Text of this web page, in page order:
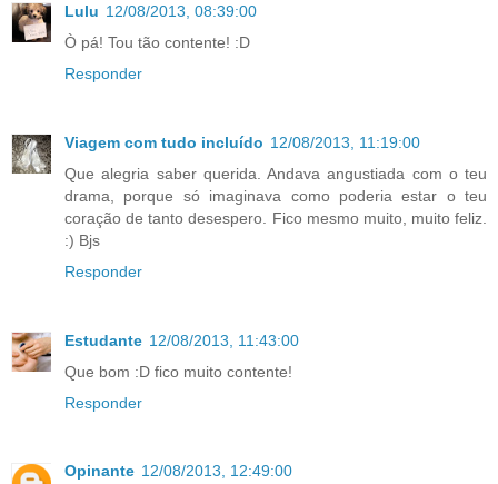
Lulu 12/08/2013, 08:39:00
Ò pá! Tou tão contente! :D
Responder
Viagem com tudo incluído 12/08/2013, 11:19:00
Que alegria saber querida. Andava angustiada com o teu
drama, porque só imaginava como poderia estar o teu
coração de tanto desespero. Fico mesmo muito, muito feliz.
:) Bjs
Responder
Estudante 12/08/2013, 11:43:00
Que bom :D fico muito contente!
Responder
Opinante 12/08/2013, 12:49:00